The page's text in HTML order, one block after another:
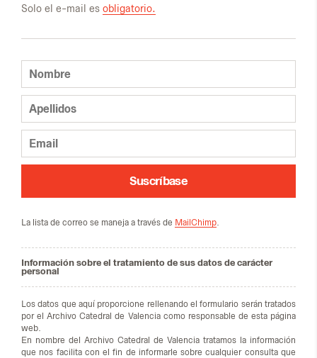
Solo el e-mail es obligatorio.
Suscríbase
La lis­ta de co­rreo se ma­ne­ja a tra­vés de MailChimp
Información sobre el tratamiento de sus datos de carácter
personal
Los da­tos que aquí pro­por­cio­ne re­lle­nan­do el for­mu­la­rio se­rán tra­ta­dos
por el Ar­chi­vo Ca­te­dral de Va­len­cia como res­pon­sa­ble de esta pá­gi­na
web.
En nom­bre del Ar­chi­vo Ca­te­dral de Va­len­cia tra­ta­mos la in­for­ma­ción
que nos fa­ci­li­ta con el fin de in­for­mar­le so­bre cual­quier con­sul­ta que